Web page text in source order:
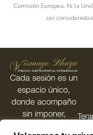
Comisión Europea. Ni la
ser
Cada sesión es un
espacio único,
donde acompaño
sin imponer,